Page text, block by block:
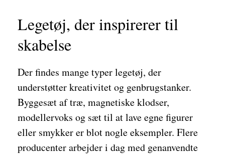
Legetøj, der inspirerer til
skabelse
Der findes mange typer legetøj, der
understøtter kreativitet og genbrugstanker.
Byggesæt af træ, magnetiske klodser,
modellervoks og sæt til at lave egne figurer
eller smykker er blot nogle eksempler. Flere
producenter arbejder i dag med genanvendte